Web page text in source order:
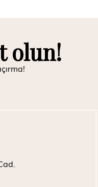
olun!